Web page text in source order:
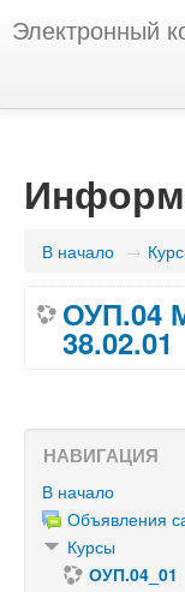
Электронный
В начало →
ОУП.04
38.02.01
НАВИГАЦИЯ
В начало
Объявления
Курсы
ОУП.04_01